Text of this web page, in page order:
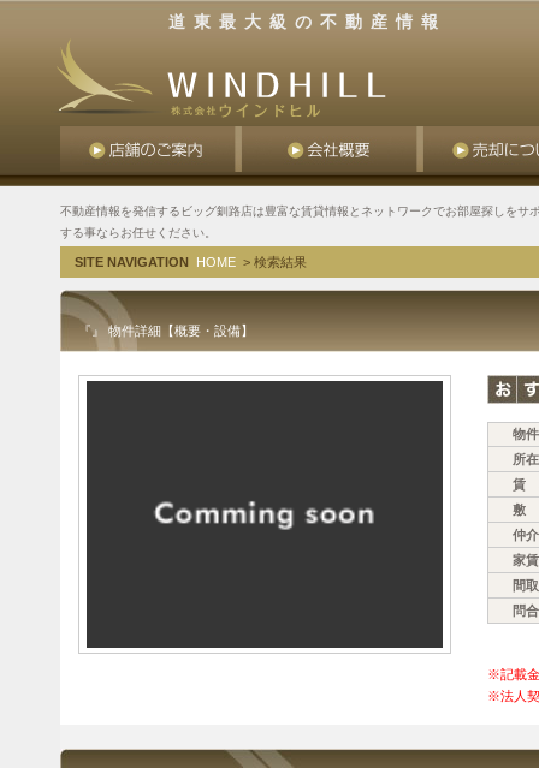
道東最大級の不動産情報
不動産情報を発信するビッグ釧路店は豊富な賃貸情報とネットワークでお部屋探しをサ
する事ならお任せください。
SITE NAVIGATION HOME > 検索結果
『』 物件詳細【概要・設備】
物
所
賃
敷
仲
家
間
問
※記載
※法人契